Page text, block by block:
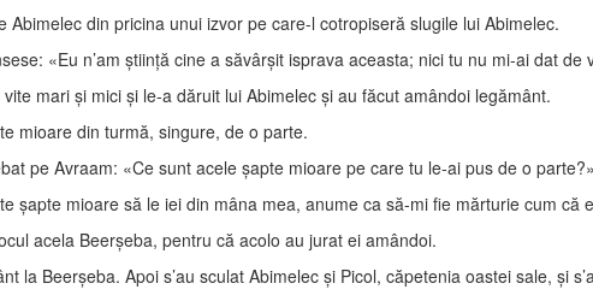
Abimelec din pricina unui izvor pe care-l cotropiseră slugile lui Abimelec.
«Eu n’am ştiinţă cine a săvârşit isprava aceasta; nici tu nu mi-ai dat de
mari şi mici şi le-a dăruit lui Abimelec şi au făcut amândoi legământ.
mioare din turmă, singure, de o parte.
pe Avraam: «Ce sunt acele şapte mioare pe care tu le-ai pus de o parte?»
şapte mioare să le iei din mâna mea, anume ca să-mi fie mărturie cum că
acela Beerşeba, pentru că acolo au jurat ei amândoi.
la Beerşeba. Apoi s’au sculat Abimelec şi Picol, căpetenia oastei sale, şi